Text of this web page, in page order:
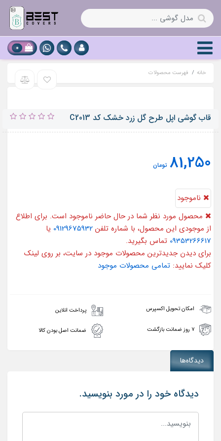
0
خانه فهرست محصولات
قاب گوشی اپل طرح گل زرد خشک کد C2013
81,250 تومان
ناموجود
محصول مورد نظر شما در حال حاضر ناموجود است. برای اطلاع
از موجودی این محصول، با شماره تلفن 09129675932 یا
09353266617 تماس بگیرید.
برای دیدن جدیدترین محصولات موجود در سایت، بر روی لینک
کلیک نمایید: تمامی محصولات موجود
امکان تحویل اکسپرس پرداخت انلاین
۷ روز ضمانت بازگشت ضمانت اصل بودن کالا
دیدگاه‌ها
دیدگاه خود را در مورد بنویسید.